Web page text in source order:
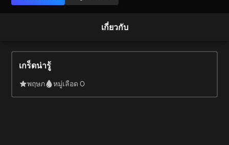
เกี่ยวกับ
เกร็ดน่ารู้
พฤษภ หมู่เลือด O